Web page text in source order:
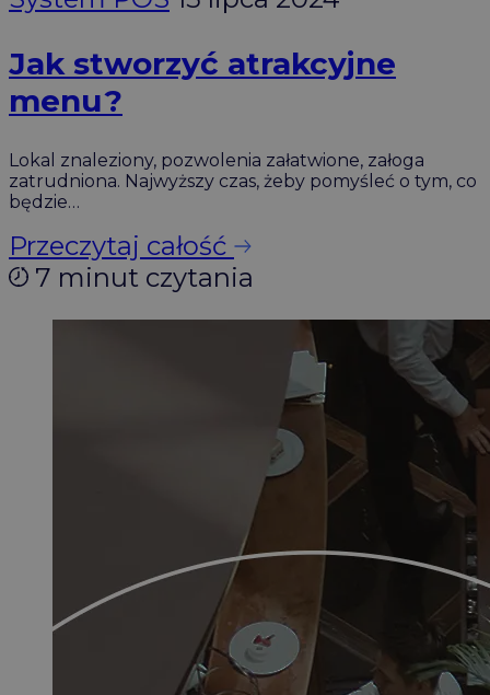
Jak stworzyć atrakcyjne
menu?
Lokal znaleziony, pozwolenia załatwione, załoga
zatrudniona. Najwyższy czas, żeby pomyśleć o tym, co
będzie…
Przeczytaj całość
7 minut czytania